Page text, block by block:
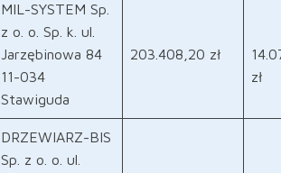
MIL-SYSTEM Sp.
z o. o. Sp. k. ul.
Jarzębinowa 84
11-034
Stawiguda
203.408,20 zł
zł
DRZEWIARZ-BIS
Sp. z o. o. ul.